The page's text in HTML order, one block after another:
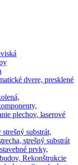
dvere, presklené
plechov, laserové
substrát,
strešný substrát
prvky,
Rekonštrukcie